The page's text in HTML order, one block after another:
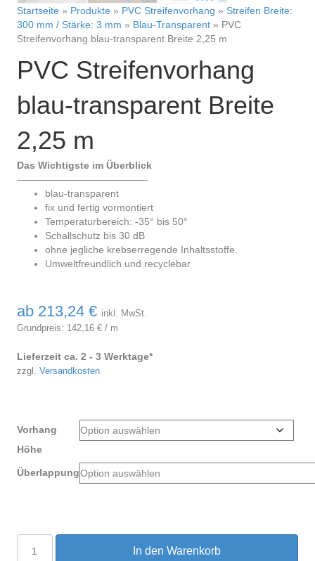
Startseite » Produkte » PVC Streifenvorhang » Streifen Breite:
300 mm / Stärke: 3 mm » Blau-Transparent » PVC
Streifenvorhang blau-transparent Breite 2,25 m
PVC Streifenvorhang
blau-transparent Breite
2,25 m
Das Wichtigste im Überblick
—————————————-
blau-transparent
fix und fertig vormontiert
Temperaturbereich: -35° bis 50°
Schallschutz bis 30 dB
ohne jegliche krebserregende Inhaltsstoffe.
Umweltfreundlich und recyclebar
ab 213,24 € inkl. MwSt.
Grundpreis: 142,16 € / m
Lieferzeit ca. 2 - 3 Werktage*
zzgl. Versandkosten
Vorhang
Höhe
Überlappung
PVC
Streifenvorhang
In den Warenkorb